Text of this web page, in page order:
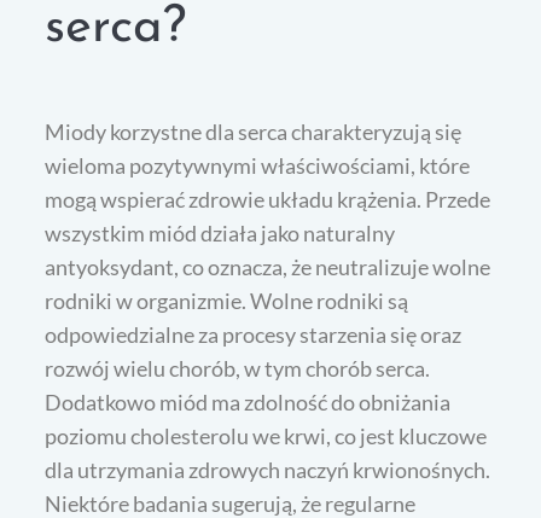
serca?
Miody korzystne dla serca charakteryzują się
wieloma pozytywnymi właściwościami, które
mogą wspierać zdrowie układu krążenia. Przede
wszystkim miód działa jako naturalny
antyoksydant, co oznacza, że neutralizuje wolne
rodniki w organizmie. Wolne rodniki są
odpowiedzialne za procesy starzenia się oraz
rozwój wielu chorób, w tym chorób serca.
Dodatkowo miód ma zdolność do obniżania
poziomu cholesterolu we krwi, co jest kluczowe
dla utrzymania zdrowych naczyń krwionośnych.
Niektóre badania sugerują, że regularne